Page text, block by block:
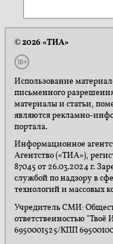
© 2026 «ТИА»
Использование
письменного
материалы и статьи,
являются рекламно-
портала.
Информационное
Агентство («ТИА»),
87045 от 26.03.2024 г.
службой по надзору в
технологий и массовых
Учредитель СМИ:
ответственностью
6950001525/КПП